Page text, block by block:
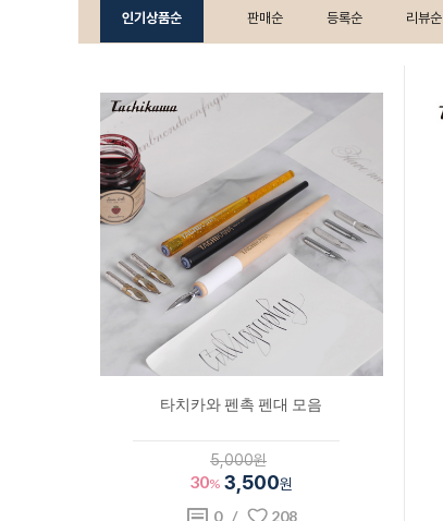
인기상품순 판매순 등록순 리뷰순
타치카와 펜촉 펜대 모음
5,000원
30% 3,500원
0/ 208